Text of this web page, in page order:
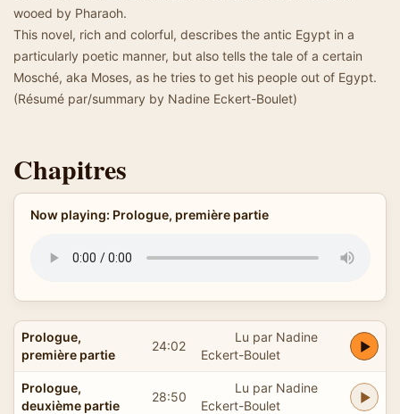
wooed by Pharaoh.
This novel, rich and colorful, describes the antic Egypt in a
particularly poetic manner, but also tells the tale of a certain
Mosché, aka Moses, as he tries to get his people out of Egypt.
(Résumé par/summary by Nadine Eckert-Boulet)
Chapitres
Now playing: Prologue, première partie
Prologue,
première partie
24:02
Lu par Nadine
Eckert-Boulet
Prologue,
deuxième partie
28:50
Lu par Nadine
Eckert-Boulet